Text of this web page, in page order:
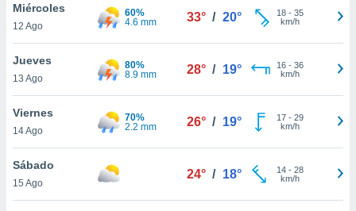
de
disponible
cookies
aceptar
Miércoles
12 Ago
60%
4.6 mm
33° / 20° 18- 35
km/h
Jueves
13 Ago
80%
8.9 mm
28° / 19° 16- 36
km/h
Viernes
14 Ago
70%
2.2 mm
26° / 19° 17- 29
km/h
Sábado
15 Ago
24° / 18° 14- 28
km/h